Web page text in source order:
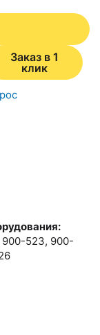
Заказ в 1
клик
900-523, 900-